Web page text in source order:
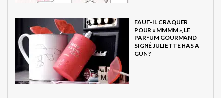
FAUT-IL CRAQUER
POUR « MMMM », LE
PARFUM GOURMAND
SIGNÉ JULIETTE HAS A
GUN ?